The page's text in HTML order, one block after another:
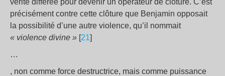
vérité différée pour devenir un opérateur de clôture. C’est
précisément contre cette clôture que Benjamin opposait
la possibilité d’une autre violence, qu’il nommait
« violence divine » [21]
…
, non comme force destructrice, mais comme puissance